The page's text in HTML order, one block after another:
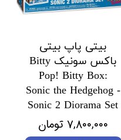
بیتی پاپ بیتی
باکس سونیک Bitty
Pop! Bitty Box:
Sonic the Hedgehog -
Sonic 2 Diorama Set
۷,۸۰۰,۰۰۰ تومان